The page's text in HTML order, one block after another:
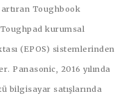
Toughbook
kurumsal
(EPOS) sistemlerinden
. Panasonic, 2016 yılında
bilgisayar satışlarında